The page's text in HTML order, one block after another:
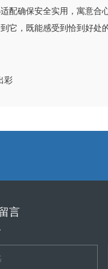
配确保安全实用，寓意
，既能感受到恰到好处
彩
言